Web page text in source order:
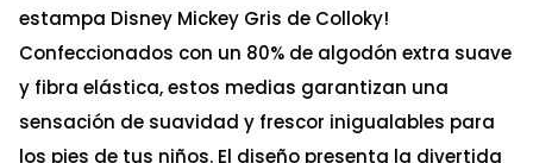
estampa Disney Mickey Gris de Colloky!
Confeccionados con un 80% de algodón extra suave
y fibra elástica, estos medias garantizan una
sensación de suavidad y frescor inigualables para
los pies de tus niños. El diseño presenta la divertida